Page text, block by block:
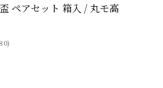
ペアセット 箱入 / 丸モ高